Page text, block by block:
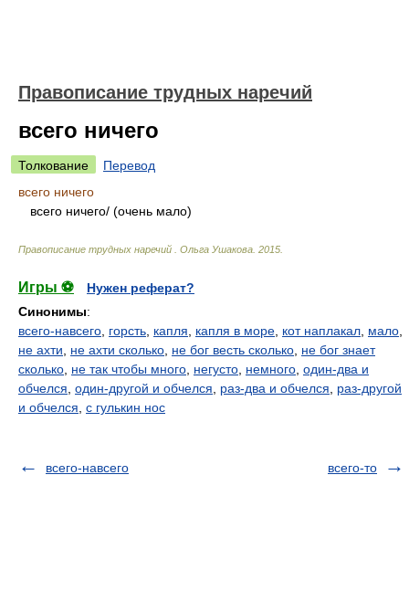
Правописание трудных наречий
всего ничего
Толкование
Перевод
всего ничего
всего ничего/ (очень мало)
Правописание трудных наречий Ольга Ушакова 2015
Игры ⚽
Нужен реферат?
Синонимы:
всего-навсего горсть капля капля в море кот наплакал мало
не ахти
не ахти сколько не бог весть сколько не бог знает
сколько не так чтобы много негусто немного один-два и
обчелся один-другой и обчелся раз-два и обчелся
раз-другой
и обчелся с гулькин нос
всего-навсего всего-то